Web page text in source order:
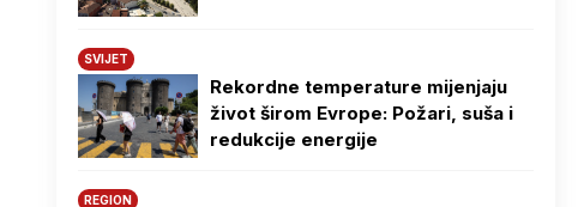
SVIJET
Rekordne temperature mijenjaju
život širom Evrope: Požari, suša i
redukcije energije
REGION